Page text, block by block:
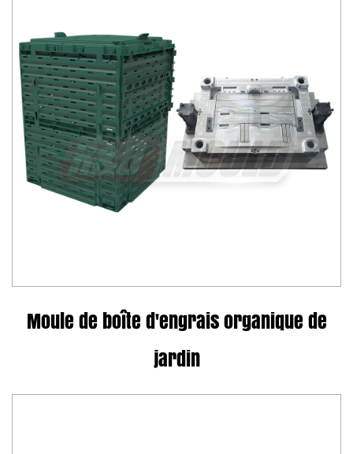
Moule de boîte d'engrais organique de
jardin